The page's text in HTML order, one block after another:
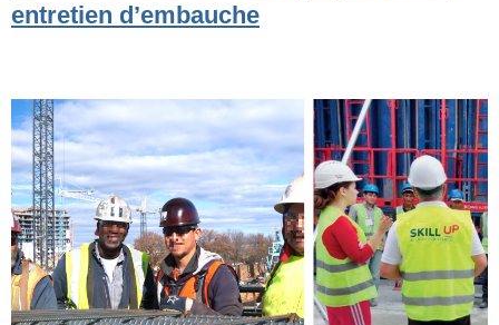
entretien d’embauche